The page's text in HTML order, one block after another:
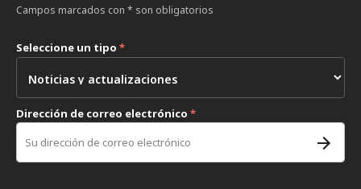
Campos marcados con * son obligatorios
Seleccione un tipo *
Dirección de correo electrónico *